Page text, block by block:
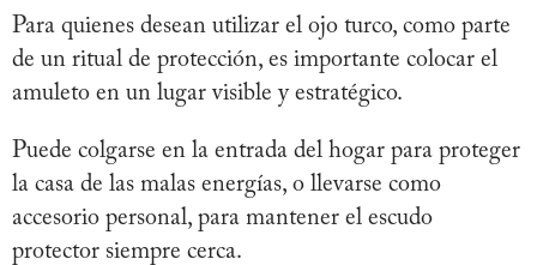
Para quienes desean utilizar el ojo turco, como parte
de un ritual de protección, es importante colocar el
amuleto en un lugar visible y estratégico.
Puede colgarse en la entrada del hogar para proteger
la casa de las malas energías, o llevarse como
accesorio personal, para mantener el escudo
protector siempre cerca.